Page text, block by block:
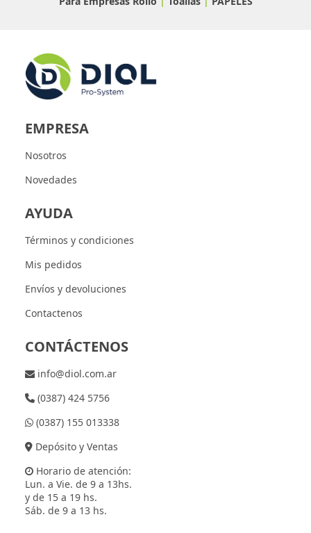
EMPRESA
Nosotros
Novedades
AYUDA
Términos y condiciones
Mis pedidos
Envíos y devoluciones
Contactenos
CONTÁCTENOS
info@diol.com.ar
(0387) 424 5756
(0387) 155 013338
Depósito y Ventas
Horario de atención:
Lun. a Vie. de 9 a 13hs.
y de 15 a 19 hs.
Sáb. de 9 a 13 hs.